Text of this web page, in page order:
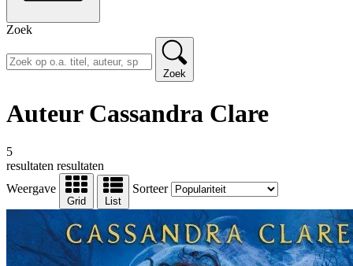
Zoek
Zoek
Auteur Cassandra Clare
5
resultaten resultaten
Weergave
Grid List
Sorteer